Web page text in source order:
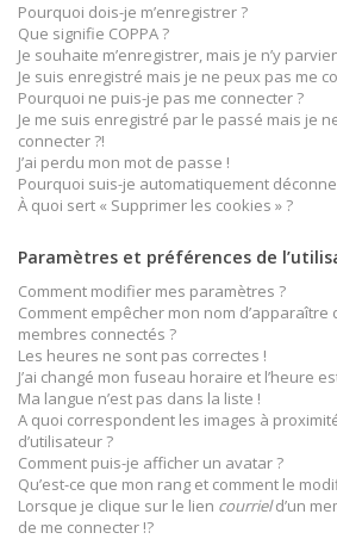
Pourquoi dois-je m’enregistrer ?
Que signifie COPPA ?
Je souhaite m’enregistrer, mais je n’y
Je suis enregistré mais je ne peux pas me
Pourquoi ne puis-je pas me connecter ?
Je me suis enregistré par le passé mais je
connecter ?!
J’ai perdu mon mot de passe !
Pourquoi suis-je automatiquement
À quoi sert « Supprimer les cookies » ?
Paramètres et préférences de
Comment modifier mes paramètres ?
Comment empêcher mon nom d’apparaître
membres connectés ?
Les heures ne sont pas correctes !
J’ai changé mon fuseau horaire et l’heure
Ma langue n’est pas dans la liste !
A quoi correspondent les images à
d’utilisateur ?
Comment puis-je afficher un avatar ?
Qu’est-ce que mon rang et comment le
Lorsque je clique sur le lien courrield’un
de me connecter !?